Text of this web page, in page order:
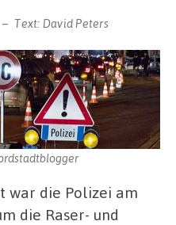
Text: David Peters
war die Polizei am
die Raser- und